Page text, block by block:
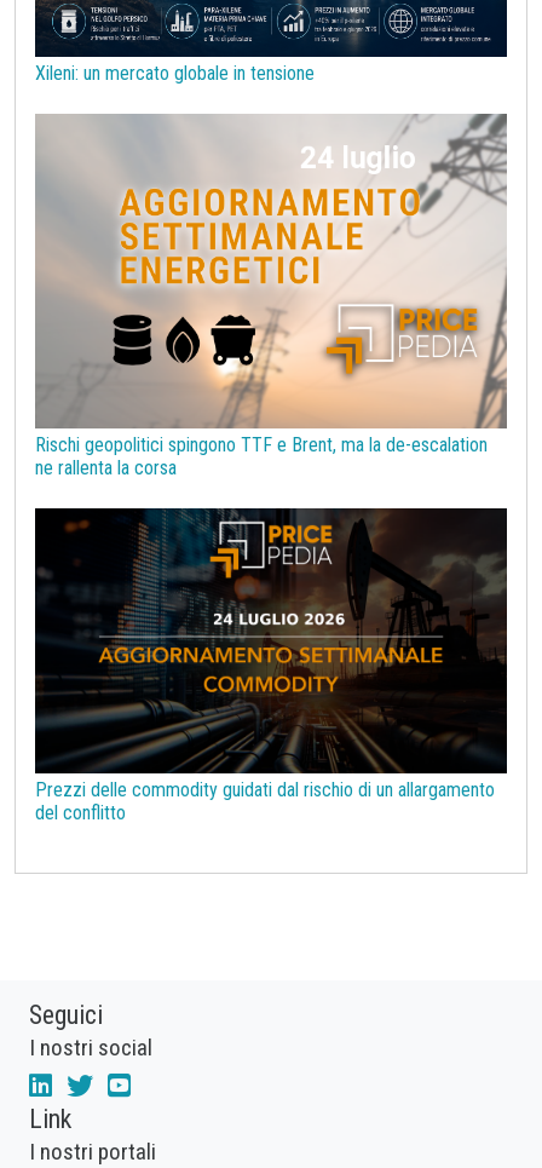
Silicio Stagno Strumenti Superciclo
Tensioattivi
Termoplastiche di base
Zinco
covid19lab melamina
Xileni: un mercato globale in tensione
Rischi geopolitici spingono TTF e Brent, ma la de-escalation
ne rallenta la corsa
Prezzi delle commodity guidati dal rischio di un allargamento
del conflitto
Seguici
I nostri social
Link
I nostri portali